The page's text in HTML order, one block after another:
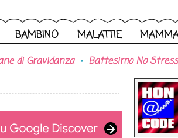
BAMBINO MALATTIE
di Gravidanza Battesimo No Stress